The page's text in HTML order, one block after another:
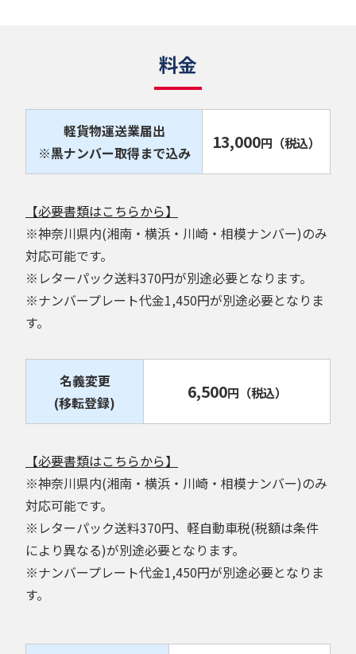
料金
軽貨物運送業届出
※黒ナンバー取得まで込み
13,000円 （税込）
【必要書類はこちらから】
※神奈川県内(湘南・横浜・川崎・相模ナンバー)のみ
対応可能です。
※レターパック送料370円が別途必要となります。
※ナンバープレート代金1,450円が別途必要となりま
す。
名義変更
(移転登録)
6,500円 （税込）
【必要書類はこちらから】
※神奈川県内(湘南・横浜・川崎・相模ナンバー)のみ
対応可能です。
※レターパック送料370円、軽自動車税(税額は条件
により異なる)が別途必要となります。
※ナンバープレート代金1,450円が別途必要となりま
す。